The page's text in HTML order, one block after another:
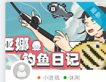
最新
小游戏 休闲